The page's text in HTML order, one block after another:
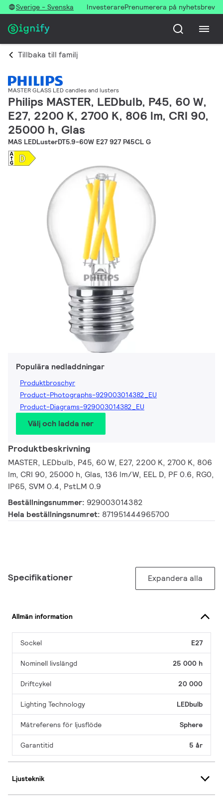
Sverige - Svenska InvesterarePrenumerera på nyhetsbrev
Tillbaka till familj
MASTER GLASS LED candles and lusters
Philips MASTER, LEDbulb, P45, 60 W,
E27, 2200 K, 2700 K, 806 lm, CRI 90,
25000 h, Glas
MAS LEDLusterDT5.9-60W E27 927 P45CL G
Populära nedladdningar
Produktbroschyr
Product-Photographs-929003014382_EU
Product-Diagrams-929003014382_EU
Välj och ladda ner
Produktbeskrivning
MASTER, LEDbulb, P45, 60 W, E27, 2200 K, 2700 K, 806
lm, CRI 90, 25000 h, Glas, 136 lm/W, EEL D, PF 0.6, RG0,
IP65, SVM 0.4, PstLM 0.9
Beställningsnummer: 929003014382
Hela beställningsnumret: 871951444965700
Specifikationer Expandera alla
Allmän information
Sockel E27
Nominell livslängd 25 000 h
Driftcykel 20 000
Lighting Technology LEDbulb
Mätreferens för ljusflöde Sphere
Garantitid 5 år
Ljusteknik